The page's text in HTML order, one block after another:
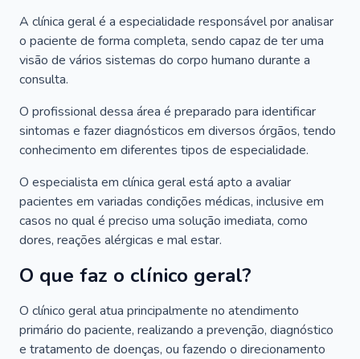
A clínica geral é a especialidade responsável por analisar
o paciente de forma completa, sendo capaz de ter uma
visão de vários sistemas do corpo humano durante a
consulta.
O profissional dessa área é preparado para identificar
sintomas e fazer diagnósticos em diversos órgãos, tendo
conhecimento em diferentes tipos de especialidade.
O especialista em clínica geral está apto a avaliar
pacientes em variadas condições médicas, inclusive em
casos no qual é preciso uma solução imediata, como
dores, reações alérgicas e mal estar.
O que faz o clínico geral?
O clínico geral atua principalmente no atendimento
primário do paciente, realizando a prevenção, diagnóstico
e tratamento de doenças, ou fazendo o direcionamento